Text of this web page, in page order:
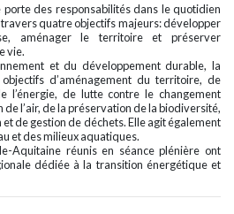
des responsabilités dans le quotidien
quatre objectifs majeurs: développer
aménager le territoire et préserver
vie.
et du développement durable, la
d’aménagement du territoire, de
l’énergie, de lutte contre le changement
l’air, de la préservation de la biodiversité,
de gestion de déchets. Elle agit également
et des milieux aquatiques.
Aquitaine réunis en séance plénière ont
dédiée à la transition énergétique et